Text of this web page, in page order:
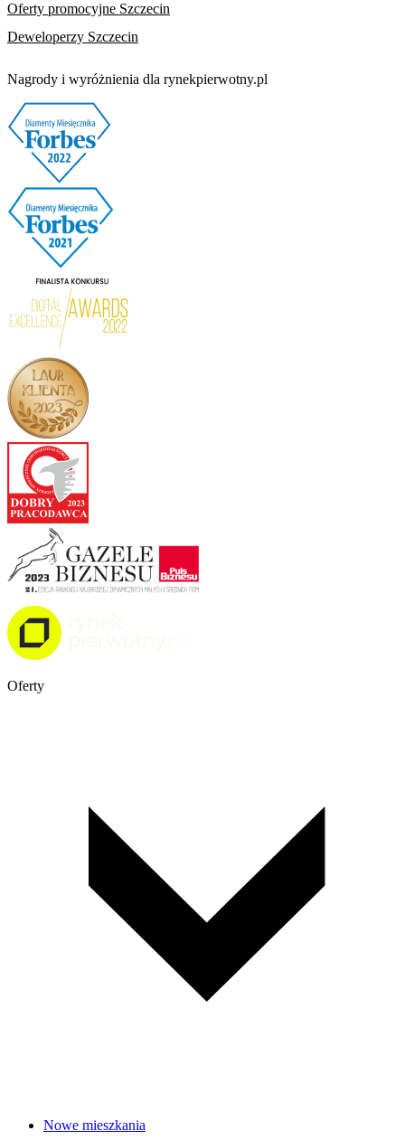
Oferty promocyjne Szczecin
Deweloperzy Szczecin
Nagrody i wyróżnienia dla rynekpierwotny.pl
Oferty
Nowe mieszkania